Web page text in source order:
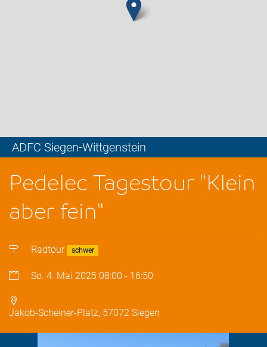
ADFC Siegen-Wittgenstein
Pedelec Tagestour "Klein
aber fein"
Radtour schwer
So. 4. Mai 2025 08:00 - 16:50
Jakob-Scheiner-Platz, 57072 Siegen